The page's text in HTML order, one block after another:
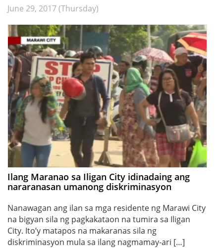
June 29, 2017 (Thursday)
Ilang Maranao sa Iligan City idinadaing ang
nararanasan umanong diskriminasyon
Nanawagan ang ilan sa mga residente ng Marawi City
na bigyan sila ng pagkakataon na tumira sa Iligan
City. Ito’y matapos na makaranas sila ng
diskriminasyon mula sa ilang nagmamay-ari […]